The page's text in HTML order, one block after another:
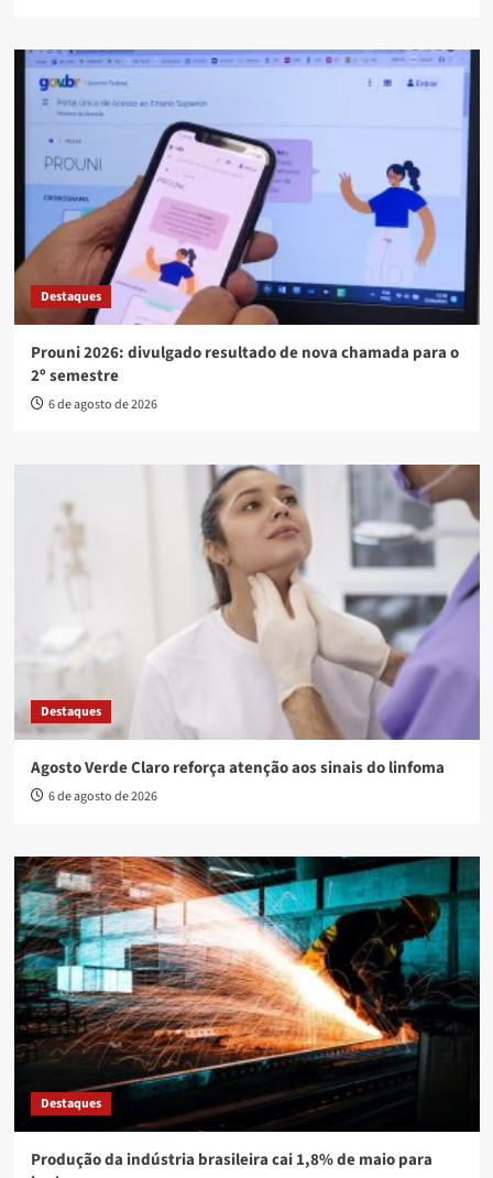
Destaques
Prouni 2026: divulgado resultado de nova chamada para o
2º semestre
6 de agosto de 2026
Destaques
Agosto Verde Claro reforça atenção aos sinais do linfoma
6 de agosto de 2026
Destaques
Produção da indústria brasileira cai 1,8% de maio para